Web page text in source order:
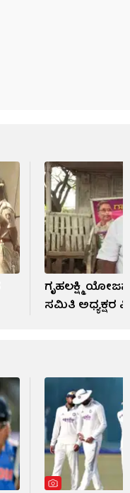
ಗೃಹಲಕ್ಷ್ಮಿ
ಸಮಿತಿ